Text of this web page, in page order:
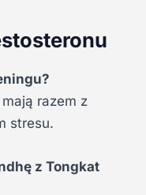
razem z
stresu.
z Tongkat